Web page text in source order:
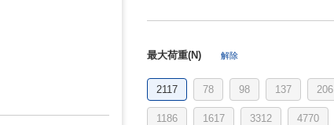
最大荷重(N) 解除
2117 78 98 137 206
1186 1617 3312 4770